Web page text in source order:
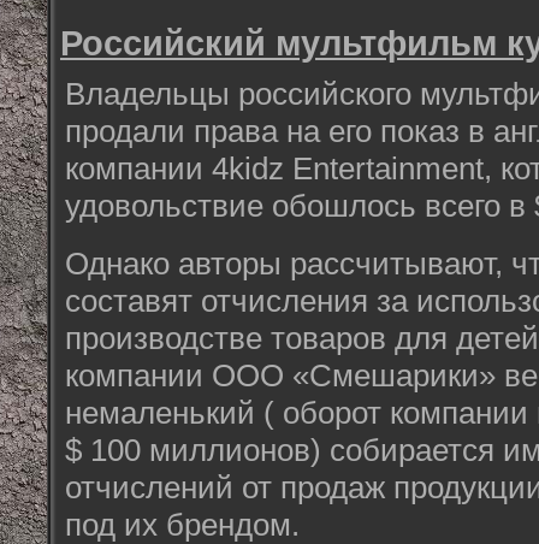
Российский мультфильм
Владельцы российского
продали права на его показ в
компании 4kidz Entertainment,
удовольствие обошлось всего в
Однако авторы рассчитывают,
составят отчисления за
производстве товаров для
компании ООО «Смешарики»
немаленький ( оборот
$ 100 миллионов) собирается
отчислений от продаж
под их брендом.